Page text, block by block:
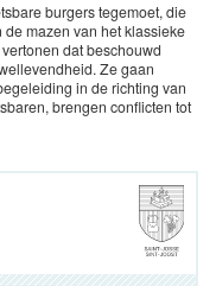
burgers tegemoet, die
mazen van het klassieke
dat beschouwd
Ze gaan
in de richting van
brengen conflicten tot